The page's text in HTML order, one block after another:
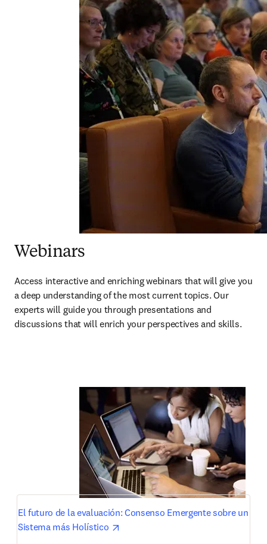
Webinars
Access interactive and enriching webinars that will give you
a deep understanding of the most current topics. Our
experts will guide you through presentations and
discussions that will enrich your perspectives and skills.
El futuro de la evaluación: Consenso Emergente sobre un
Sistema más Holístico